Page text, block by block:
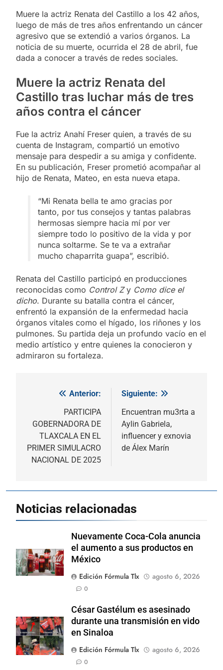
Muere la actriz Renata del Castillo a los 42 años,
luego de más de tres años enfrentando un cáncer
agresivo que se extendió a varios órganos. La
noticia de su muerte, ocurrida el 28 de abril, fue
dada a conocer a través de redes sociales.
Muere la actriz Renata del
Castillo tras luchar más de tres
años contra el cáncer
Fue la actriz Anahí Freser quien, a través de su
cuenta de Instagram, compartió un emotivo
mensaje para despedir a su amiga y confidente.
En su publicación, Freser prometió acompañar al
hijo de Renata, Mateo, en esta nueva etapa.
“Mi Renata bella te amo gracias por
tanto, por tus consejos y tantas palabras
hermosas siempre hacia mí por ver
siempre todo lo positivo de la vida y por
nunca soltarme. Se te va a extrañar
mucho chaparrita guapa”, escribió.
Renata del Castillo participó en producciones
reconocidas como Control Zy Como dice el
dicho. Durante su batalla contra el cáncer,
enfrentó la expansión de la enfermedad hacia
órganos vitales como el hígado, los riñones y los
pulmones. Su partida deja un profundo vacío en el
medio artístico y entre quienes la conocieron y
admiraron su fortaleza.
Navegación
entradas
Anterior:
PARTICIPA
GOBERNADORA DE
TLAXCALA EN EL
PRIMER SIMULACRO
NACIONAL DE 2025
Siguiente:
Encuentran mu3rta a
Aylin Gabriela,
influencer y exnovia
de Álex Marín
Noticias relacionadas
Nuevamente Coca-Cola anuncia
el aumento a sus productos en
México
Edición Fórmula Tlx
agosto 6, 2026
0
César Gastélum es asesinado
durante una transmisión en vido
en Sinaloa
Edición Fórmula Tlx
agosto 6, 2026
0